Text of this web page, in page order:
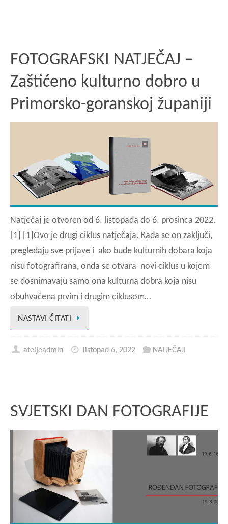
FOTOGRAFSKI NATJEČAJ –
Zaštićeno kulturno dobro u
Primorsko-goranskoj županiji
Natječaj je otvoren od 6. listopada do 6. prosinca 2022.
[1] [1]Ovo je drugi ciklus natječaja. Kada se on zaključi,
pregledaju sve prijave i ako bude kulturnih dobara koja
nisu fotografirana, onda se otvara novi ciklus u kojem
se dosnimavaju samo ona kulturna dobra koja nisu
obuhvaćena prvim i drugim ciklusom…
NASTAVI ČITATI
ateljeadmin listopad 6, 2022 NATJEČAJI
SVJETSKI DAN FOTOGRAFIJE